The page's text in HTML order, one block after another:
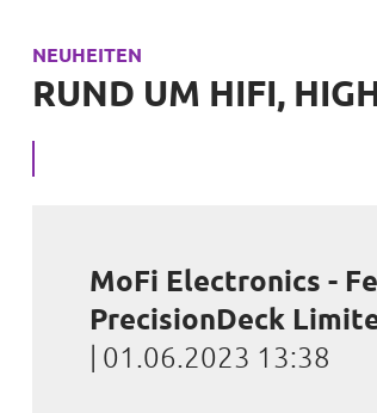
NEUHEITEN
RUND UM HIFI,
MoFi Electronics -
PrecisionDeck
01.06.2023 13:38